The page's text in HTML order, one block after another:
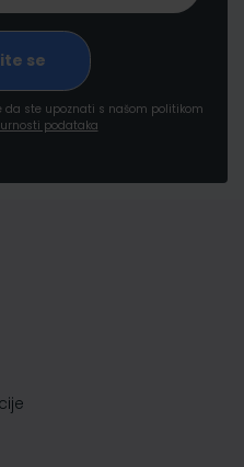
ste upoznati s našom politikom
podataka